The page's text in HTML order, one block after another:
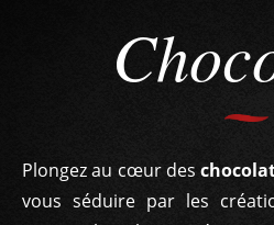
Plongez au cœur des
vous séduire par les